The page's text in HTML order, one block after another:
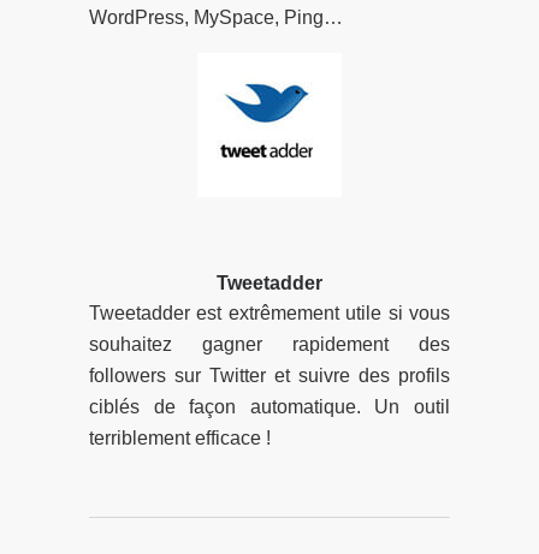
WordPress, MySpace, Ping…
Tweetadder
Tweetadder est extrêmement utile si vous
souhaitez gagner rapidement des
followers sur Twitter et suivre des profils
ciblés de façon automatique. Un outil
terriblement efficace !